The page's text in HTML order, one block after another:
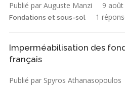
Publié par Auguste Manzi 9 août
Fondations et sous-sol 1
Imperméabilisation des
français
Publié par Spyros Athanasopoulos